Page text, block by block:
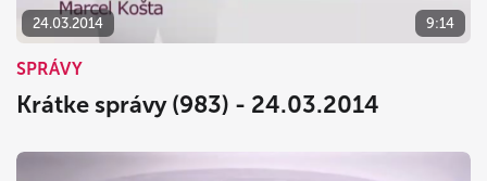
24.03.2014 9:14
SPRÁVY
Krátke správy (983) - 24.03.2014